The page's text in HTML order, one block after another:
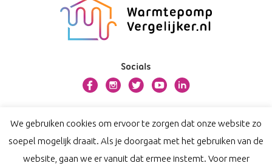
Socials
Contact
Privacy
Disclaimer
We gebruiken cookies om ervoor te zorgen dat onze website zo
soepel mogelijk draait. Als je doorgaat met het gebruiken van de
website, gaan we er vanuit dat ermee instemt. Voor meer